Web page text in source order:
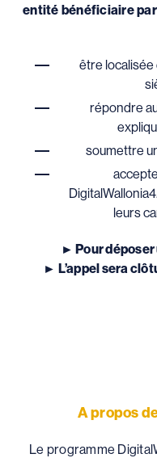
entité bénéficiaire
être localisée
répondre
soumettre
leurs
► Pour
► L’appel sera
A propos
Le programme